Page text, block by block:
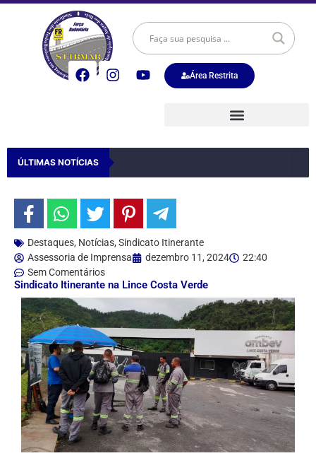
Área Restrita
ÚLTIMAS NOTÍCIAS
Destaques, Notícias, Sindicato Itinerante
Assessoria de Imprensa
dezembro 11, 2024
22:40
Sem Comentários
Sindicato Itinerante na Lince Costa Verde